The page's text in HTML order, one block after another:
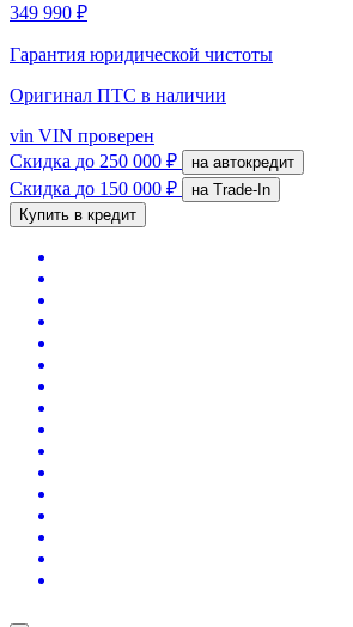
349 990 ₽
Гарантия юридической чистоты
Оригинал ПТС в наличии
vin VIN проверен
Скидка до 250 000 ₽ на автокредит
Скидка до 150 000 ₽
на Trade-In
Купить в кредит